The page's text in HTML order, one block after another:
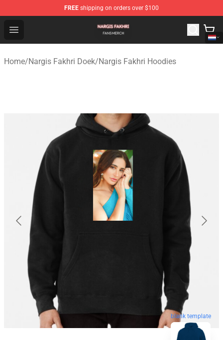
FREE shipping on orders over $100
Open menu
Nargis Fakhri Shop - Official Nargis Fakhri Merchandise
Home/Nargis Fakhri Doek/Nargis Fakhri Hoodies
blank template